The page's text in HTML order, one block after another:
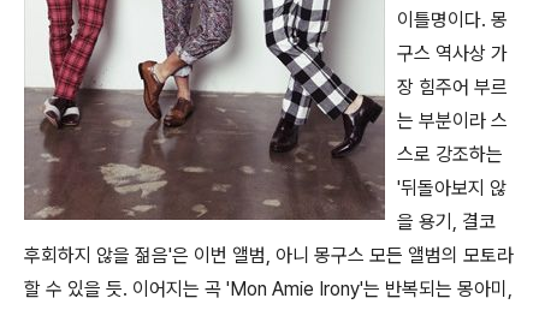
이틀명이다. 몽
구스 역사상 가
장 힘주어 부르
는 부분이라 스
스로 강조하는
'뒤돌아보지 않
을 용기, 결코
후회하지 않을 젊음'은 이번 앨범, 아니 몽구스 모든 앨범의 모토라
할 수 있을 듯. 이어지는 곡 'Mon Amie Irony'는 반복되는 몽아미,